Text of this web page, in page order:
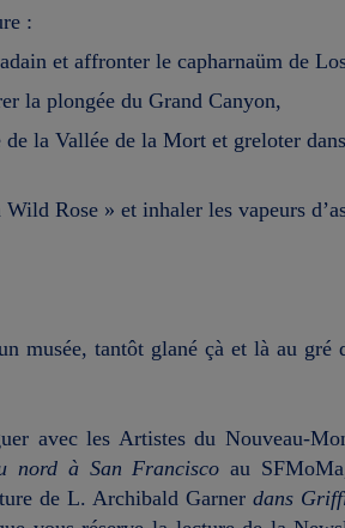
:
et affronter le capharnaüm de
la plongée du Grand Canyon,
la Vallée de la Mort et greloter
Rose » et inhaler les vapeurs
musée, tantôt glané çà et là au gré
avec les Artistes du Nouveau-
nord à San Francisco au
de L. Archibald Garner dans